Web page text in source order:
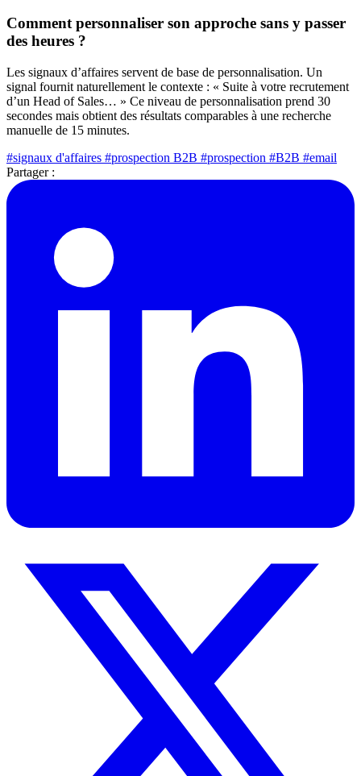
Comment personnaliser son approche sans y passer
des heures ?
Les signaux d’affaires servent de base de personnalisation. Un
signal fournit naturellement le contexte : « Suite à votre recrutement
d’un Head of Sales… » Ce niveau de personnalisation prend 30
secondes mais obtient des résultats comparables à une recherche
manuelle de 15 minutes.
#signaux d'affaires #prospection B2B #prospection #B2B #email
Partager :